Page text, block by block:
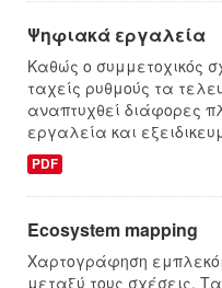
Ψηφιακά εργαλεία
Καθώς ο συμμετοχικός
ταχείς ρυθμούς τα
αναπτυχθεί διάφορες
εργαλεία και
PDF
Ecosystem mapping
Χαρτογράφηση
μεταξύ τους σχέσεις.